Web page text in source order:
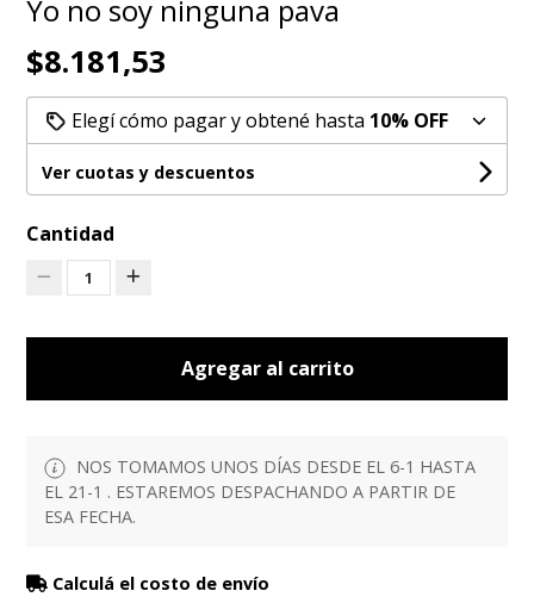
Yo no soy ninguna pava
$8.181,53
Elegí cómo pagar y obtené hasta 10% OFF
Ver cuotas y descuentos
Cantidad
1
Agregar al carrito
NOS TOMAMOS UNOS DÍAS DESDE EL 6-1 HASTA
EL 21-1 . ESTAREMOS DESPACHANDO A PARTIR DE
ESA FECHA.
Calculá el costo de envío